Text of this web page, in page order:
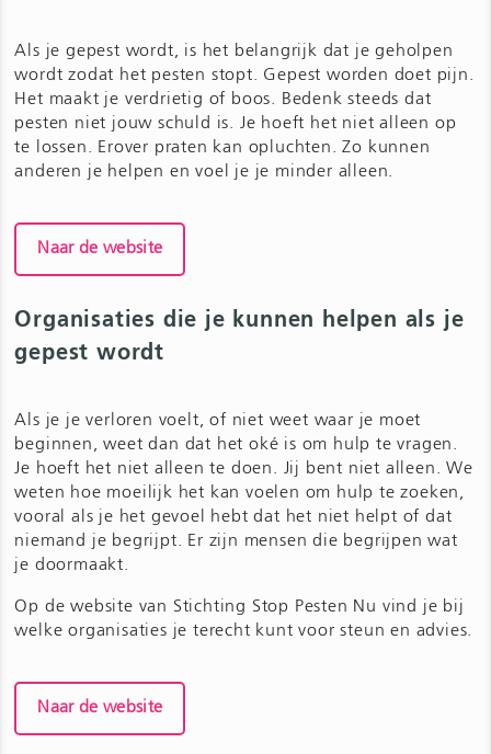
Als je gepest wordt, is het belangrijk dat je geholpen
wordt zodat het pesten stopt. Gepest worden doet pijn.
Het maakt je verdrietig of boos. Bedenk steeds dat
pesten niet jouw schuld is. Je hoeft het niet alleen op
te lossen. Erover praten kan opluchten. Zo kunnen
anderen je helpen en voel je je minder alleen.
Naar de website
Organisaties die je kunnen helpen als je
gepest wordt
Als je je verloren voelt, of niet weet waar je moet
beginnen, weet dan dat het oké is om hulp te vragen.
Je hoeft het niet alleen te doen. Jij bent niet alleen. We
weten hoe moeilijk het kan voelen om hulp te zoeken,
vooral als je het gevoel hebt dat het niet helpt of dat
niemand je begrijpt. Er zijn mensen die begrijpen wat
je doormaakt.
Op de website van Stichting Stop Pesten Nu vind je bij
welke organisaties je terecht kunt voor steun en advies.
Naar de website